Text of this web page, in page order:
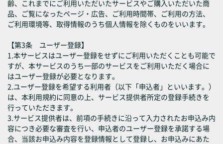
齢、これまでにご利用いただいたサービスやご購入いただいた商
品、ご覧になったページ・広告、ご利用時間帯、ご利用の方法、
ご利用環境等、取得情報のうち個人情報を除くものをいいます。
【第3条 ユーザー登録】
1.本サービスはユーザー登録をせずにご利用いただくことも可能で
すが、本サービスのうち一部のサービスをご利用いただく場合に
はユーザー登録が必要となります。
2.ユーザー登録を希望する利用者（以下「申込者」といいます。）
は、本利用規約に同意の上、サービス提供者所定の登録手続きを
行っていただきます。
3.サービス提供者は、前項の手続きに沿って入力されたお申込み内
容につき必要な審査を行い、申込者のユーザー登録を承諾する場
合、当該お申込み内容を登録情報として登録し、お申込みにあた